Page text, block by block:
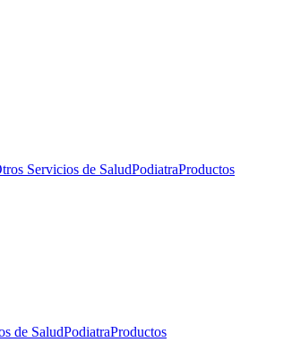
Servicios de SaludPodiatraProductos
de SaludPodiatraProductos